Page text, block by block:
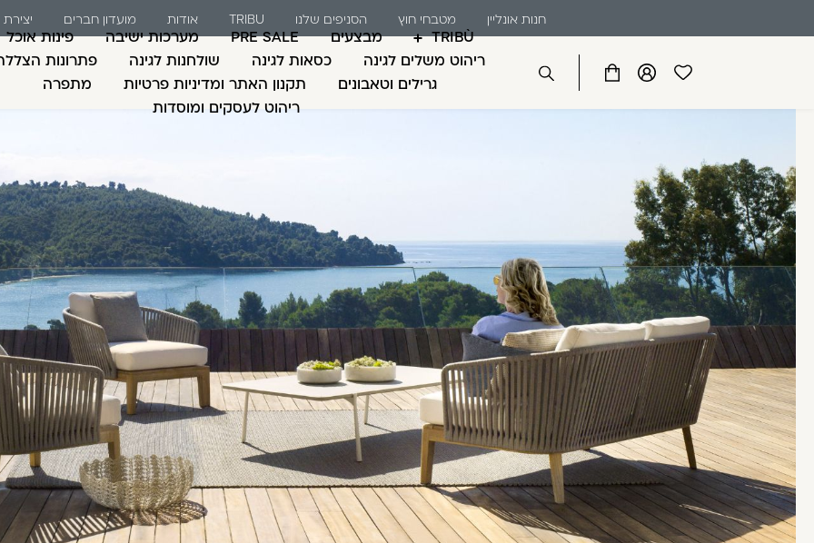
לֵב:
בִּקְלִיק
הַמְּסַיַּעַת
לִנְגִישׁוּת
הָאֲתָר.
לְחַץ
Control-
לְהַתְאָמַת
הָאֲתָר
לְעִוְורִים
הַמִּשְׁתַּמְּשִׁים
בְּתוֹכְנַת
קוֹרֵא־מָסָךְ;
לְחַץ
Control-
F10
לִפְתִיחַת
חנות אונליין מטבחי חוץ הסניפים שלנו TRIBU אודות מועדון חברים
פתיחת
חלונית
פתיחת
חלונית
פתיחת
מועדפים
TRIBÙ מבצעים PRE SALE מערכות ישיבה
פינות אוכל
ריהוט משלים לגינה
כסאות לגינה שולחנות לגינה
פתרונות
גרילים וטאבונים
תקנון האתר ומדיניות פרטיות
מתפרה
ריהוט לעסקים ומוסדות
זכור אותי שכחתי סיסמה
דאגנו לכם ליצירת
למילוי פרטיכם
כבר עכשיו.
להרשמה